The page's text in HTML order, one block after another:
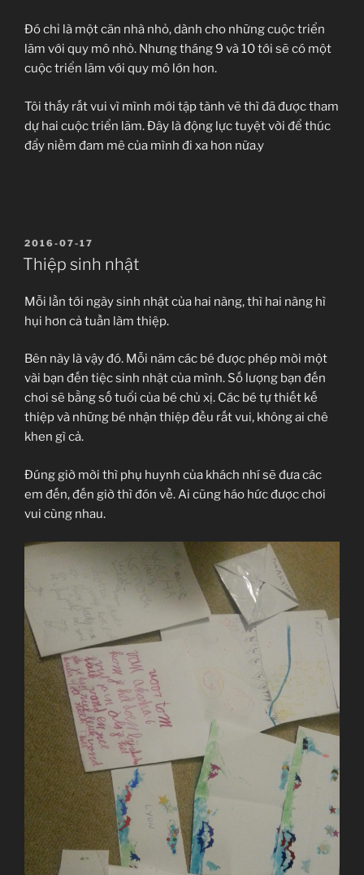
Đó chỉ là một căn nhà nhỏ, dành cho những cuộc triển
lãm với quy mô nhỏ. Nhưng tháng 9 và 10 tới sẽ có một
cuộc triển lãm với quy mô lớn hơn.
Tôi thấy rất vui vì mình mới tập tành vẽ thì đã được tham
dự hai cuộc triển lãm. Đây là động lực tuyệt vời để thúc
đẩy niềm đam mê của mình đi xa hơn nữa.y
ĐĂNG
TRONG
2016-07-17
Thiệp sinh nhật
Mỗi lần tới ngày sinh nhật của hai nàng, thì hai nàng hì
hụi hơn cả tuần làm thiệp.
Bên này là vậy đó. Mỗi năm các bé được phép mời một
vài bạn đến tiệc sinh nhật của mình. Số lượng bạn đến
chơi sẽ bằng số tuổi của bé chủ xị. Các bé tự thiết kế
thiệp và những bé nhận thiệp đều rất vui, không ai chê
khen gì cả.
Đúng giờ mời thì phụ huynh của khách nhí sẽ đưa các
em đến, đến giờ thì đón về. Ai cũng háo hức được chơi
vui cùng nhau.